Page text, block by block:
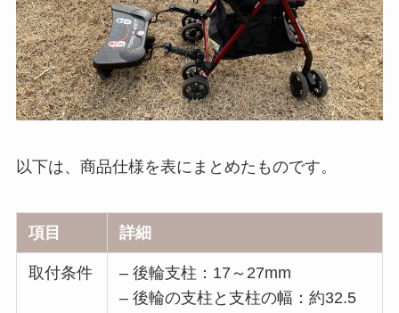
以下は、商品仕様を表にまとめたものです。
項目 詳細
取付条件
– 後輪支柱：17～27mm
– 後輪の支柱と支柱の幅：約32.5